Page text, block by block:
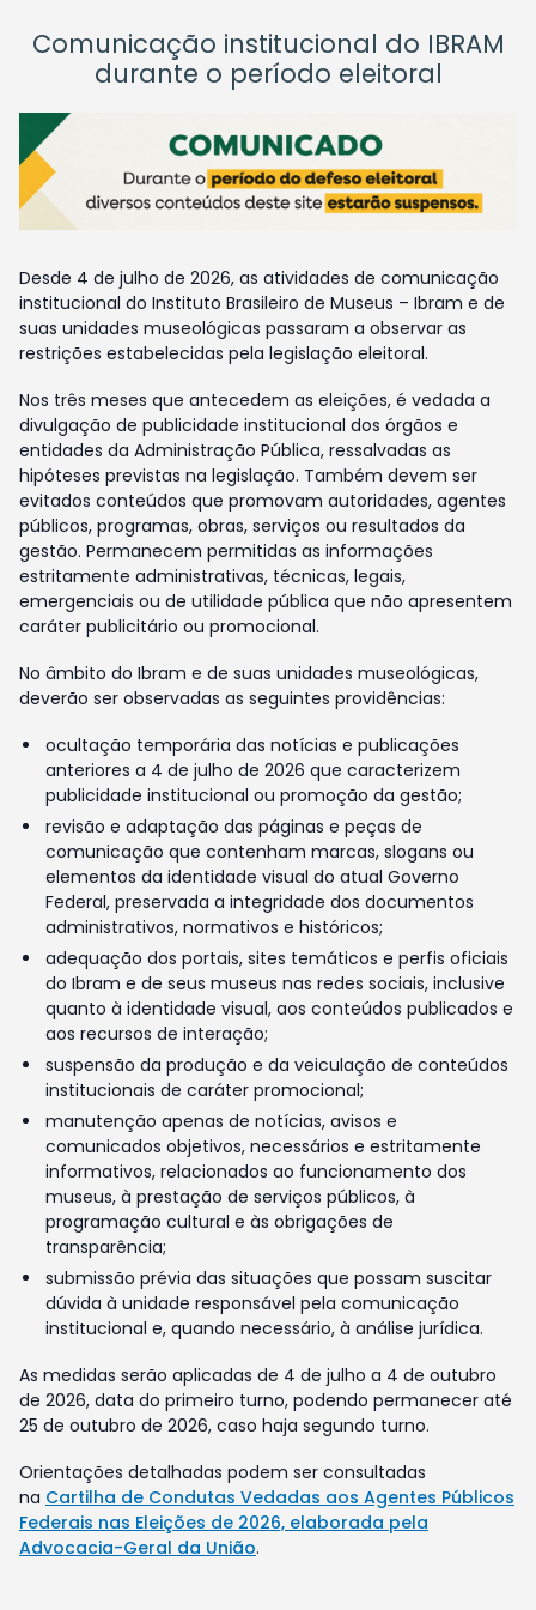
Comunicação institucional do IBRAM
durante o período eleitoral
Desde 4 de julho de 2026, as atividades de comunicação
institucional do Instituto Brasileiro de Museus – Ibram e de
suas unidades museológicas passaram a observar as
restrições estabelecidas pela legislação eleitoral.
Nos três meses que antecedem as eleições, é vedada a
divulgação de publicidade institucional dos órgãos e
entidades da Administração Pública, ressalvadas as
hipóteses previstas na legislação. Também devem ser
evitados conteúdos que promovam autoridades, agentes
públicos, programas, obras, serviços ou resultados da
gestão. Permanecem permitidas as informações
estritamente administrativas, técnicas, legais,
emergenciais ou de utilidade pública que não apresentem
caráter publicitário ou promocional.
No âmbito do Ibram e de suas unidades museológicas,
deverão ser observadas as seguintes providências:
ocultação temporária das notícias e publicações
anteriores a 4 de julho de 2026 que caracterizem
publicidade institucional ou promoção da gestão;
revisão e adaptação das páginas e peças de
comunicação que contenham marcas, slogans ou
elementos da identidade visual do atual Governo
Federal, preservada a integridade dos documentos
administrativos, normativos e históricos;
adequação dos portais, sites temáticos e perfis oficiais
do Ibram e de seus museus nas redes sociais, inclusive
quanto à identidade visual, aos conteúdos publicados e
aos recursos de interação;
suspensão da produção e da veiculação de conteúdos
institucionais de caráter promocional;
manutenção apenas de notícias, avisos e
comunicados objetivos, necessários e estritamente
informativos, relacionados ao funcionamento dos
museus, à prestação de serviços públicos, à
programação cultural e às obrigações de
transparência;
submissão prévia das situações que possam suscitar
dúvida à unidade responsável pela comunicação
institucional e, quando necessário, à análise jurídica.
As medidas serão aplicadas de 4 de julho a 4 de outubro
de 2026, data do primeiro turno, podendo permanecer até
25 de outubro de 2026, caso haja segundo turno.
Orientações detalhadas podem ser consultadas
na Cartilha de Condutas Vedadas aos Agentes Públicos
Federais nas Eleições de 2026, elaborada pela
Advocacia-Geral da União.